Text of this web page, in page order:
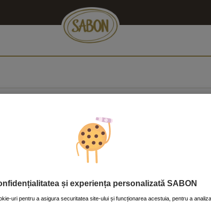
fermecată SABON.
și intens al Absolutului de Iasomie ce plutește
aproximativ 2.000 de kilograme de petale de
de îngrijire Wonders of Jasmine sunt, de asemenea,
descoperi singuri.și experiența personalizată SABON
uri pentru a asigura securitatea site-ului și funcționarea acestuia, pentru a analiza